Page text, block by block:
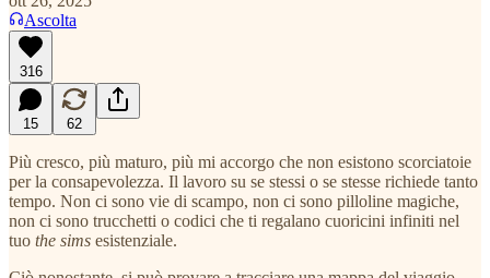
Ascolta
316
15 62
Più cresco, più maturo, più mi accorgo che non esistono scorciatoie
per la consapevolezza. Il lavoro su se stessi o se stesse richiede tanto
tempo. Non ci sono vie di scampo, non ci sono pilloline magiche,
non ci sono trucchetti o codici che ti regalano cuoricini infiniti nel
tuo the sims esistenziale.